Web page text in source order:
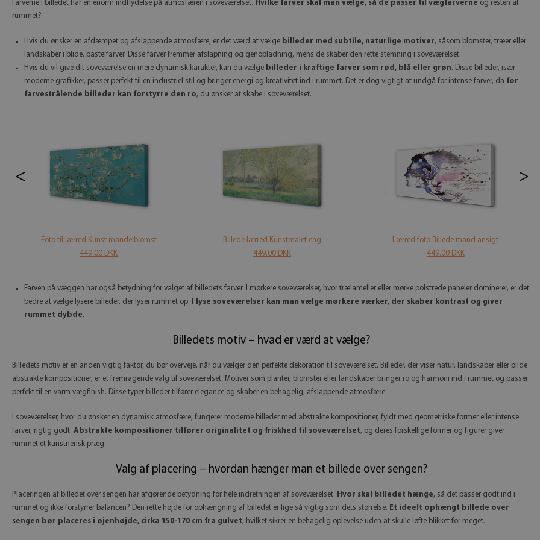
Farverne i billedet har en enorm indflydelse på atmosfæren i soveværelset. Hvilke farver skal man vælge, så de passer til vægfarverne og resten af
rummet?
Hvis du ønsker en afdæmpet og afslappende atmosfære, er det værd at vælge billeder med subtile, naturlige motiver, såsom blomster, træer eller
landskaber i blide, pastelfarver. Disse farver fremmer afslapning og genopladning, mens de skaber den rette stemning i soveværelset.
Hvis du vil give dit soveværelse en mere dynamisk karakter, kan du vælge billeder i kraftige farver som rød, blå eller grøn. Disse billeder, især
moderne grafikker, passer perfekt til en industriel stil og bringer energi og kreativitet ind i rummet. Det er dog vigtigt at undgå for intense farver, da for
farvestrålende billeder kan forstyrre den ro, du ønsker at skabe i soveværelset.
Foto til lærred Kunst mandelblomst
449.00 DKK
Billede lærred Kunstmalet eng
449.00 DKK
Lærred foto Billede mand ansigt
449.00 DKK
< >
Farven på væggen har også betydning for valget af billedets farver. I mørkere soveværelser, hvor trælameller eller mørke polstrede paneler dominerer, er det
bedre at vælge lysere billeder, der lyser rummet op.
I lyse soveværelser kan man vælge mørkere værker, der skaber kontrast og giver
rummet dybde.
Billedets motiv – hvad er værd at vælge?
Billedets motiv er en anden vigtig faktor, du bør overveje, når du vælger den perfekte dekoration til soveværelset. Billeder, der viser natur, landskaber eller blide
abstrakte kompositioner, er et fremragende valg til soveværelset. Motiver som planter, blomster eller landskaber bringer ro og harmoni ind i rummet og passer
perfekt til en varm vægfinish. Disse typer billeder tilfører elegance og skaber en behagelig, afslappende atmosfære.
I soveværelser, hvor du ønsker en dynamisk atmosfære, fungerer moderne billeder med abstrakte kompositioner, fyldt med geometriske former eller intense
farver, rigtig godt. Abstrakte kompositioner tilfører originalitet og friskhed til soveværelset, og deres forskellige former og figurer giver
rummet et kunstnerisk præg.
Valg af placering – hvordan hænger man et billede over sengen?
Placeringen af billedet over sengen har afgørende betydning for hele indretningen af soveværelset. Hvor skal billedet hænge, så det passer godt ind i
rummet og ikke forstyrrer balancen? Den rette højde for ophængning af billedet er lige så vigtig som dets størrelse. Et ideelt ophængt billede over
sengen bør placeres i øjenhøjde, cirka 150-170 cm fra gulvet, hvilket sikrer en behagelig oplevelse uden at skulle løfte blikket for meget.